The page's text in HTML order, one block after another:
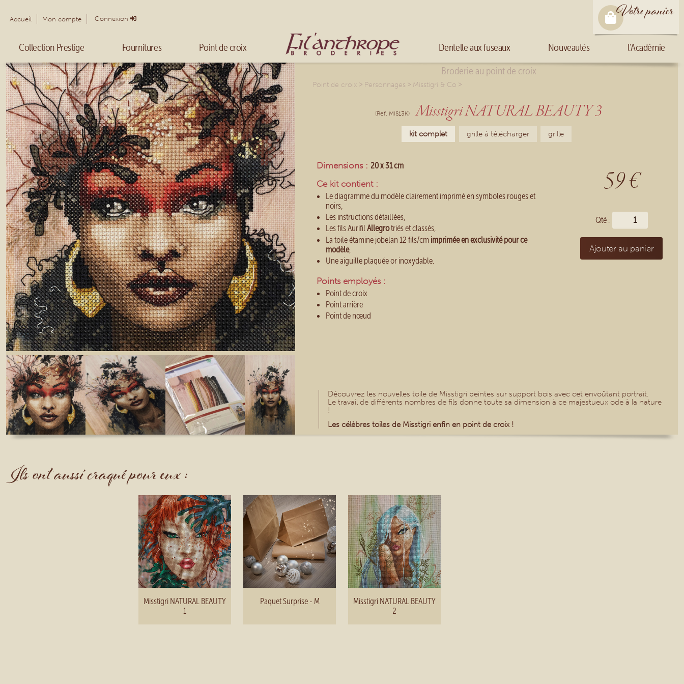
Accueil Mon compte Connexion Votre panier
Collection Prestige Fournitures Point de croix Accueil Dentelle aux fuseaux Nouveautés l'Académie
Broderie au point de croix
Point de croix > Personnages > Misstigri & Co >
(Ref. MIS13K) Misstigri NATURAL BEAUTY 3
kit complet grille à télécharger grille
Dimensions : 20 x 31 cm
Ce kit contient :
Le diagramme du modèle clairement imprimé en symboles rouges et
noirs,
Les instructions détaillées,
Les fils AurifilAllegrotriés et classés,
La toile étamine jobelan 12 fils/cm imprimée en exclusivité pour ce
modèle,
Une aiguille plaquée or inoxydable.
Points employés :
Point de croix
Point arrière
Point de nœud
59 €
Qté :
Ajouter au panier
Découvrez les nouvelles toile de Misstigri peintes sur support bois avec cet envoûtant portrait.
Le travail de différents nombres de fils donne toute sa dimension à ce majestueux ode à la nature
!
Les célèbres toiles de Misstigri enfin en point de croix !
Ils ont aussi craqué pour eux :
Misstigri NATURAL BEAUTY
1
Paquet Surprise - M
Misstigri NATURAL BEAUTY
2